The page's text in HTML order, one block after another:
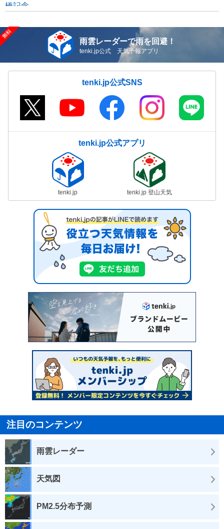
雨雲レーダーで雨を回避！
tenki.jp公式 天気予報アプリ
tenki.jp公式SNS
tenki.jp公式アプリ
tenki.jp tenki.jp 登山天気
注目のコンテンツ
雨雲レーダー
天気図
PM2.5分布予測